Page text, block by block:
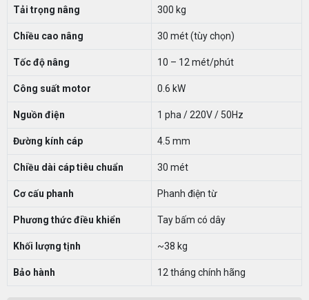
Tải trọng nâng 300 kg
Chiều cao nâng 30 mét (tùy chọn)
Tốc độ nâng 10 – 12 mét/phút
Công suất motor 0.6 kW
Nguồn điện 1 pha / 220V / 50Hz
Đường kính cáp 4.5 mm
Chiều dài cáp tiêu chuẩn 30 mét
Cơ cấu phanh Phanh điện từ
Phương thức điều khiển Tay bấm có dây
Khối lượng tịnh ~38 kg
Bảo hành 12 tháng chính hãng